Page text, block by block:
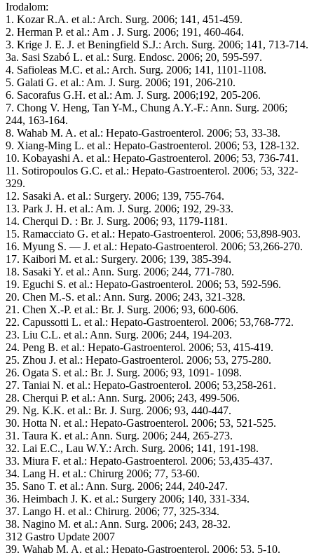
Irodalom:
1. Kozar R.A. et al.: Arch. Surg. 2006; 141, 451-459.
2. Herman P. et al.: Am . J. Surg. 2006; 191, 460-464.
3. Krige J. E. J. et Beningfield S.J.: Arch. Surg. 2006; 141, 713-714.
3a. Sasi Szabó L. et al.: Surg. Endosc. 2006; 20, 595-597.
4. Safioleas M.C. et al.: Arch. Surg. 2006; 141, 1101-1108.
5. Galati G. et al.: Am. J. Surg. 2006; 191, 206-210.
6. Sacorafus G.H. et al.: Am. J. Surg. 2006;192, 205-206.
7. Chong V. Heng, Tan Y-M., Chung A.Y.-F.: Ann. Surg. 2006;
244, 163-164.
8. Wahab M. A. et al.: Hepato-Gastroenterol. 2006; 53, 33-38.
9. Xiang-Ming L. et al.: Hepato-Gastroenterol. 2006; 53, 128-132.
10. Kobayashi A. et al.: Hepato-Gastroenterol. 2006; 53, 736-741.
11. Sotiropoulos G.C. et al.: Hepato-Gastroenterol. 2006; 53, 322-
329.
12. Sasaki A. et al.: Surgery. 2006; 139, 755-764.
13. Park J. H. et al.: Am. J. Surg. 2006; 192, 29-33.
14. Cherqui D. : Br. J. Surg. 2006; 93, 1179-1181.
15. Ramacciato G. et al.: Hepato-Gastroenterol. 2006; 53,898-903.
16. Myung S. — J. et al.: Hepato-Gastroenterol. 2006; 53,266-270.
17. Kaibori M. et al.: Surgery. 2006; 139, 385-394.
18. Sasaki Y. et al.: Ann. Surg. 2006; 244, 771-780.
19. Eguchi S. et al.: Hepato-Gastroenterol. 2006; 53, 592-596.
20. Chen M.-S. et al.: Ann. Surg. 2006; 243, 321-328.
21. Chen X.-P. et al.: Br. J. Surg. 2006; 93, 600-606.
22. Capussotti L. et al.: Hepato-Gastroenterol. 2006; 53,768-772.
23. Liu C.L. et al.: Ann. Surg. 2006; 244, 194-203.
24. Peng B. et al.: Hepato-Gastroenterol. 2006; 53, 415-419.
25. Zhou J. et al.: Hepato-Gastroenterol. 2006; 53, 275-280.
26. Ogata S. et al.: Br. J. Surg. 2006; 93, 1091- 1098.
27. Taniai N. et al.: Hepato-Gastroenterol. 2006; 53,258-261.
28. Cherqui P. et al.: Ann. Surg. 2006; 243, 499-506.
29. Ng. K.K. et al.: Br. J. Surg. 2006; 93, 440-447.
30. Hotta N. et al.: Hepato-Gastroenterol. 2006; 53, 521-525.
31. Taura K. et al.: Ann. Surg. 2006; 244, 265-273.
32. Lai E.C., Lau W.Y.: Arch. Surg. 2006; 141, 191-198.
33. Miura F. et al.: Hepato-Gastroenterol. 2006; 53,435-437.
34. Lang H. et al.: Chirurg 2006; 77, 53-60.
35. Sano T. et al.: Ann. Surg. 2006; 244, 240-247.
36. Heimbach J. K. et al.: Surgery 2006; 140, 331-334.
37. Lango H. et al.: Chirurg. 2006; 77, 325-334.
38. Nagino M. et al.: Ann. Surg. 2006; 243, 28-32.
312 Gastro Update 2007
39. Wahab M. A. et al.: Hepato-Gastroenterol. 2006; 53, 5-10.